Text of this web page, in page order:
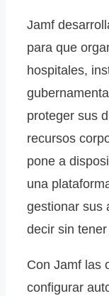
Jamf
para que
hospitales,
proteger sus
recursos
pone a
una
gestionar sus
decir sin
Con Jamf las
configurar